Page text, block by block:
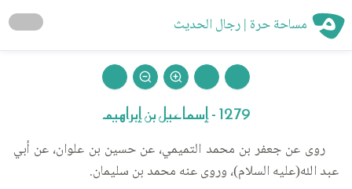
مساحة حرة | رجال الحديث
1279 - إسماعيل بن إبراهيم
روى عن جعفر بن محمد التميمي، عن حسين بن علوان، عن أبي
عبد الله(عليه السلام)، وروى عنه محمد بن سليمان.